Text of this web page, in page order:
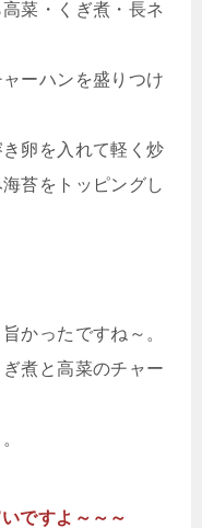
菜・くぎ煮・長ネ
ーハンを盛りつけ
卵を入れて軽く炒
苔をトッピングし
かったですね～。
煮と高菜のチャー
ですよ～～～